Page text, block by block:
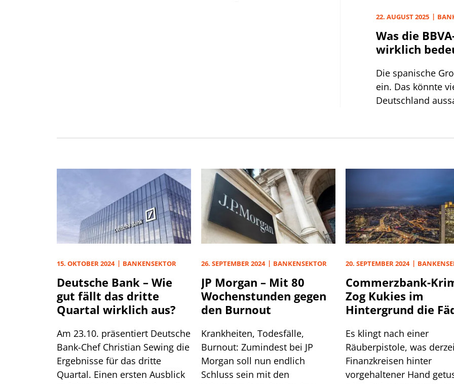
22. AUGUST 2025
Was die
wirklich
Die spanische
ein. Das könnte
Deutschland
15. OKTOBER 2024 BANKENSEKTOR
Deutsche Bank – Wie
gut fällt das dritte
Quartal wirklich aus?
Am 23.10. präsentiert Deutsche
Bank-Chef Christian Sewing die
Ergebnisse für das dritte
Quartal. Einen ersten Ausblick
26. SEPTEMBER 2024 BANKENSEKTOR
JP Morgan – Mit 80
Wochenstunden gegen
den Burnout
Krankheiten, Todesfälle,
Burnout: Zumindest bei JP
Morgan soll nun endlich
Schluss sein mit den
20. SEPTEMBER 2024
Commerzbank-
Zog Kukies im
Hintergrund die
Es klingt nach einer
Räuberpistole, was
Finanzkreisen hinter
vorgehaltener Hand